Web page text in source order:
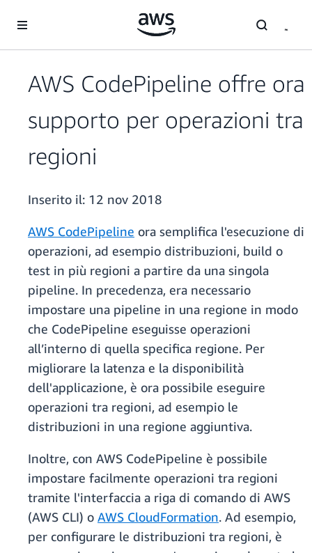
AWS CodePipeline offre ora
supporto per operazioni tra
regioni
Inserito il: 12 nov 2018
AWS CodePipeline ora semplifica l'esecuzione di
operazioni, ad esempio distribuzioni, build o
test in più regioni a partire da una singola
pipeline. In precedenza, era necessario
impostare una pipeline in una regione in modo
che CodePipeline eseguisse operazioni
all’interno di quella specifica regione. Per
migliorare la latenza e la disponibilità
dell'applicazione, è ora possibile eseguire
operazioni tra regioni, ad esempio le
distribuzioni in una regione aggiuntiva.
Inoltre, con AWS CodePipeline è possibile
impostare facilmente operazioni tra regioni
tramite l'interfaccia a riga di comando di AWS
(AWS CLI) o AWS CloudFormation. Ad esempio,
per configurare le distribuzioni tra regioni, è